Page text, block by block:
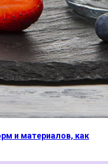
и материалов, как